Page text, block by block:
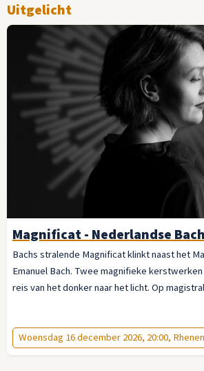
Uitgelicht
Magnificat - Nederlandse
Bachs stralende Magnificat klinkt naast het
Emanuel Bach. Twee magnifieke
reis van het donker naar het licht. Op
Woensdag 16 december 2026, 20:00, Rhenen